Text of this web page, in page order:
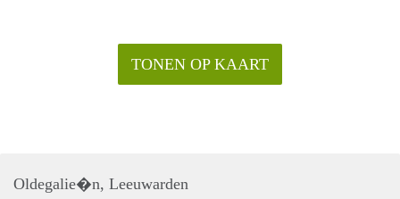
TONEN OP KAART
Oldegalie�n, Leeuwarden